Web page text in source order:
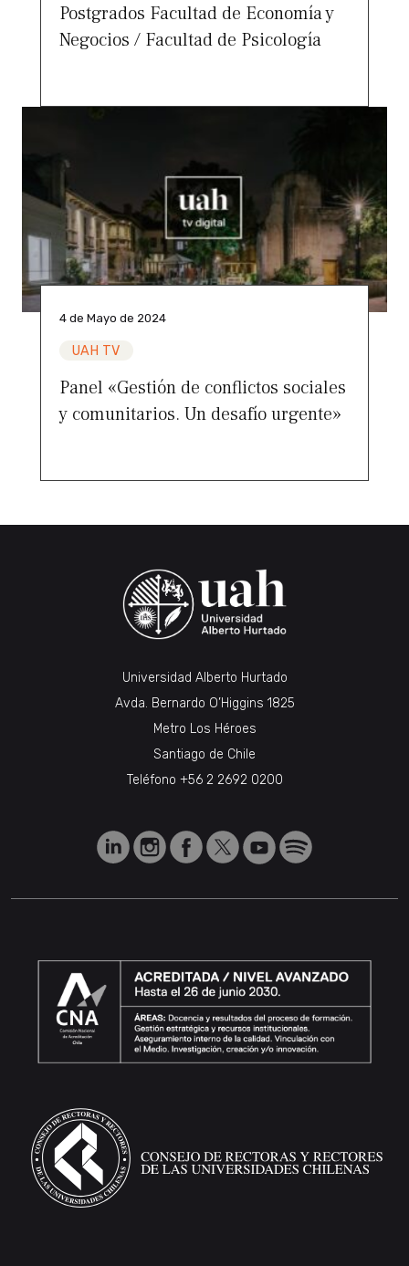
Postgrados Facultad de Economía y
Negocios / Facultad de Psicología
4 de Mayo de 2024
UAH TV
Panel «Gestión de conflictos sociales
y comunitarios. Un desafío urgente»
Universidad Alberto Hurtado
Avda. Bernardo O’Higgins 1825
Metro Los Héroes
Santiago de Chile
Teléfono +56 2 2692 0200